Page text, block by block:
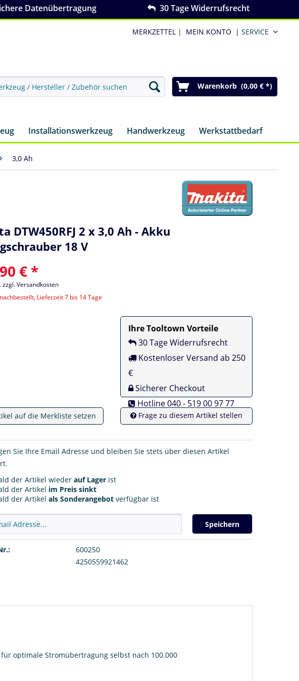
Datenübertragung 30 Tage Widerrufsrecht
MERKZETTEL | MEIN KONTO | SERVICE
Warenkorb (0,00 € *)
Installationswerkzeug Handwerkzeug Werkstattbedarf
3,0 Ah
DTW450RFJ 2 x 3,0 Ah - Akku
18 V
€ *
zzgl. Versandkosten
Lieferzeit 7 bis 14 Tage
Ihre Tooltown Vorteile
30 Tage Widerrufsrecht
Kostenloser Versand ab 250
€
Sicherer Checkout
Hotline 040 - 519 00 97 77
auf die Merkliste setzen Frage zu diesem Artikel stellen
Sie Ihre Email Adresse und bleiben Sie stets über diesen Artikel
der Artikel wiederauf Lager ist
der Artikel im Preis sinkt
der Artikelals Sonderangebot verfügbar ist
Speichern
600250
4250559921462
optimale Stromübertragung selbst nach 100.000